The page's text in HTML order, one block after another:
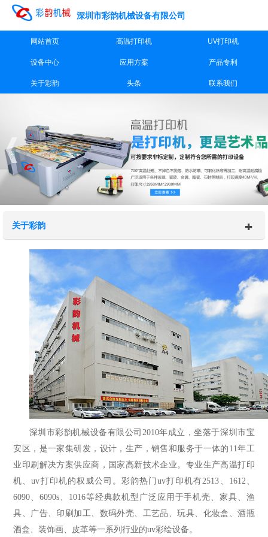
深圳市彩韵机械设备有限公司
网站首页 高温打印机 UV打印机
设备中心 应用方案 产品专利
关于彩韵 头条 联系我们
关于彩韵
深圳市彩韵机械设备有限公司2010年成立，坐落于深圳市宝
安区，是一家集研发，设计，生产，销售和服务于一体的11年工
业印刷解决方案供应商，国家高新技术企业。专业生产高温打印
机、uv打印机的权威公司。彩韵热门uv打印机有2513、1612、
6090、6090s、1016等经典款机型广泛应用于手机壳、家具、渔
具、广告、印刷加工、数码外壳、工艺品、玩具、化妆盒、酒瓶
酒盒、装饰画、皮革等一系列行业的uv彩绘设备。